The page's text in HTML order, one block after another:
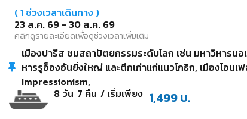
(1ช่วงเวลาเดินทาง )
23 ส.ค. 69 - 30 ส.ค. 69
คลิกดูรายละเอียดเพื่อดูช่วงเวลาเพิ่มเติม
เมืองปารีส ชมสถาปัตยกรรมระดับโลก เช่น มหาวิหาร
หารรูอ็องอันยิ่งใหญ่ และตึกเก่าแก่แนวโกธิก, เมืองโอนเ
Impressionism,
8วัน 7 คืน / เริ่มเพียง 1,499บ.